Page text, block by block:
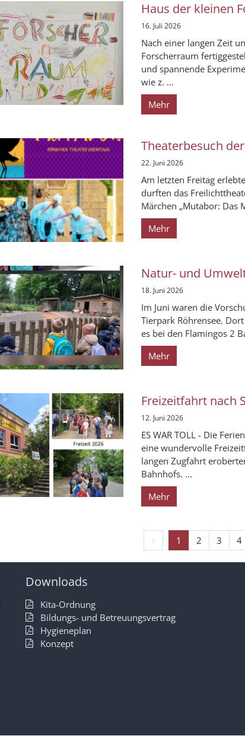
Haus der kleinen
16. Juli 2026
Nach einer langen Zeit
Forscherraum
und spannende
wie z. ...
Mehr
Theaterbesuch
22. Juni 2026
Am letzten Freitag
durften das
Märchen „Mutabor: Das
Mehr
Natur- und
18. Juni 2026
Im Juni waren die
Tierpark Röhrensee.
es bei den Flamingos 2
Mehr
Freizeitfahrt nach
12. Juni 2026
ES WAR TOLL - Die
eine wundervolle
langen Zugfahrt
Bahnhofs. ...
Mehr
Vorherige Seite
1 2 3 4
Downloads
Kita-Ordnung
Bildungs- und Betreuungsvertrag
Hygieneplan
Konzept